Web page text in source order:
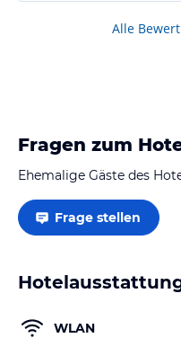
Alle
Fragen zum
Ehemalige Gäste des
Frage stellen
WLAN